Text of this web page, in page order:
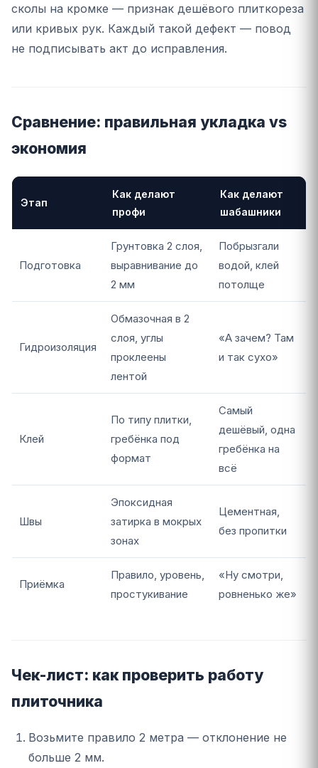
сколы на кромке — признак дешёвого плиткореза
или кривых рук. Каждый такой дефект — повод
не подписывать акт до исправления.
Сравнение: правильная укладка vs
экономия
Этап
Как делают
профи
Как делают
шабашники
Подготовка
Грунтовка 2 слоя,
выравнивание до
2 мм
Побрызгали
водой, клей
потолще
Гидроизоляция
Обмазочная в 2
слоя, углы
проклеены
лентой
«А зачем? Там
и так сухо»
Клей
По типу плитки,
гребёнка под
формат
Самый
дешёвый, одна
гребёнка на
всё
Швы
Эпоксидная
затирка в мокрых
зонах
Цементная,
без пропитки
Приёмка
Правило, уровень,
простукивание
«Ну смотри,
ровненько же»
Чек-лист: как проверить работу
плиточника
Возьмите правило 2 метра — отклонение не
больше 2 мм.